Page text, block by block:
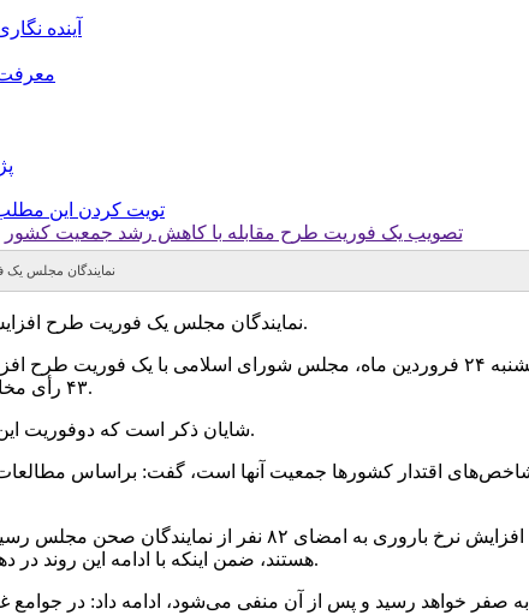
آینده
تصویب یک فوریت طرح مقابله با کاهش رشد جمعیت کشور
نمایندگان مجلس یک
نمایندگان مجلس یک فوریت طرح افزایش نرخ باروری و مقابله با کاهش رشد جمعیت کشور را به تصویب رساندند.
۴۳ رأی مخالف و یک رأی ممتنع از مجموع ۲۰۴ نماینده حاضر در صحن موافقت کردند.
شایان ذکر است که دوفوریت این طرح با ۱۲۴ رأی موافق، ۵۸ رأی مخالف و ۸ رأی ممتنع به تصویب نرسید.
هستند، ضمن اینکه با ادامه این روند در دهه‌های آتی فرزندان ما از داشتن عمو، خاله، عمه و دایی محروم خواهند شد.
وی با بیان اینکه رشد جمعیت در سال‌های ۱۴۱۵ تا ۱۴۲۰ به صفر خواهد رسید و پس از آن منفی